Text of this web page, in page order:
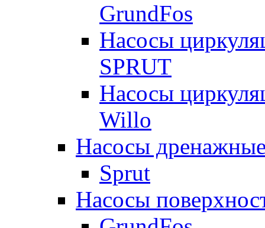
GrundFos
Насосы
SPRUT
Насосы
Willo
Насосы
Sprut
Насосы